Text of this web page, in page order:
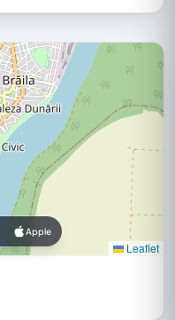
Leaflet
Apple